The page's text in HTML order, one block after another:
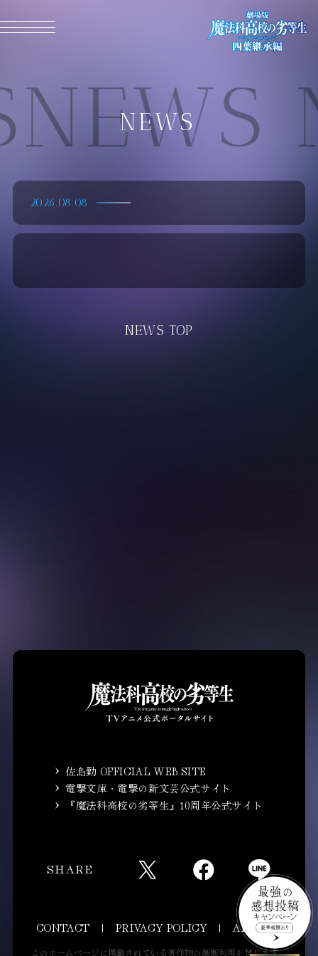
NEWS
NEWS
2026.08.08
NEWS TOP
佐島勤 OFFICIAL WEB SITE
電撃文庫・電撃の新文芸公式サイト
『魔法科高校の劣等生』10周年公式サイト
SHARE
CONTACT PRIVACY POLICY ANIPLEX
このホームページに掲載されている著作物の無断利用を禁じます。